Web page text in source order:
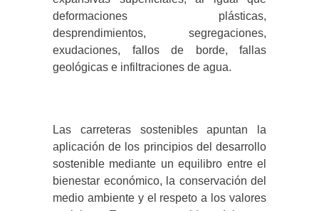
deformaciones plásticas,
desprendimientos, segregaciones,
exudaciones, fallos de borde, fallas
geológicas e infiltraciones de agua.
Las carreteras sostenibles apuntan la
aplicación de los principios del desarrollo
sostenible mediante un equilibro entre el
bienestar económico, la conservación del
medio ambiente y el respeto a los valores